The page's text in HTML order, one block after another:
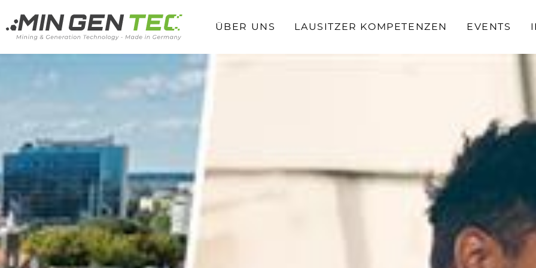
ÜBER UNS LAUSITZER KOMPETENZEN EVENTS